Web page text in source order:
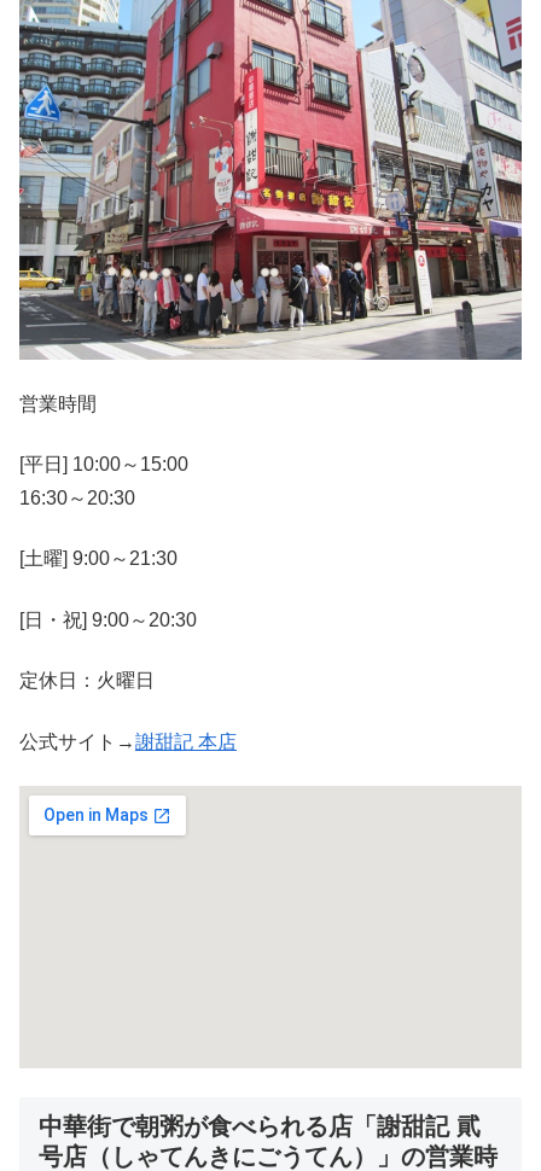
営業時間
[平日] 10:00～15:00
16:30～20:30
[土曜] 9:00～21:30
[日・祝] 9:00～20:30
定休日：火曜日
公式サイト→謝甜記 本店
中華街で朝粥が食べられる店「謝甜記 貮
号店（しゃてんきにごうてん）」の営業時